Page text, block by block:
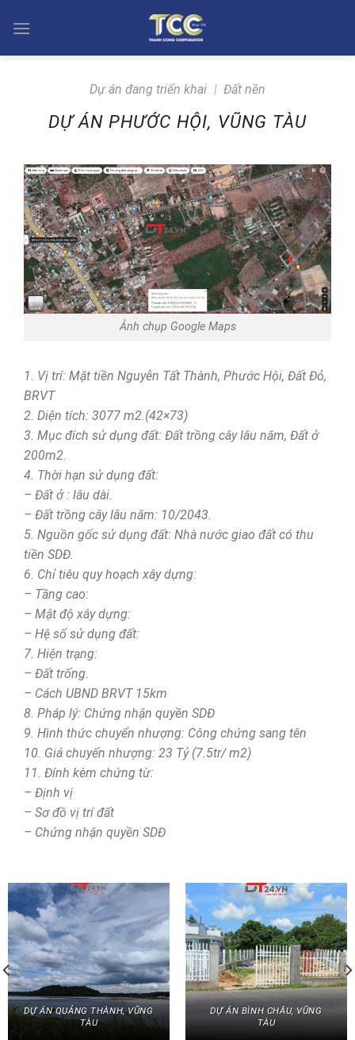
Dự án đang triển khai | Đất nền
DỰ ÁN PHƯỚC HỘI, VŨNG TÀU
Ảnh chụp Google Maps
1. Vị trí: Mặt tiền Nguyễn Tất Thành, Phước Hội, Đất Đỏ,
BRVT
2. Diện tích: 3077 m2.(42×73)
3. Mục đích sử dụng đất: Đất trồng cây lâu năm, Đất ở
200m2.
4. Thời hạn sử dụng đất:
– Đất ở : lâu dài.
– Đất trồng cây lâu năm: 10/2043.
5. Nguồn gốc sử dụng đất: Nhà nước giao đất có thu
tiền SDĐ.
6. Chỉ tiêu quy hoạch xây dựng:
– Tầng cao:
– Mật độ xây dựng:
– Hệ số sử dụng đất:
7. Hiện trạng:
– Đất trống.
– Cách UBND BRVT 15km
8. Pháp lý: Chứng nhận quyền SDĐ
9. Hình thức chuyển nhượng: Công chứng sang tên
10. Giá chuyển nhượng: 23 Tỷ (7.5tr/ m2)
11. Đính kèm chứng từ:
– Định vị
– Sơ đồ vị trí đất
– Chứng nhận quyền SDĐ
DỰ ÁN QUẢNG THÀNH, VŨNG
TÀU
DỰ ÁN BÌNH CHÂU, VŨNG
TÀU